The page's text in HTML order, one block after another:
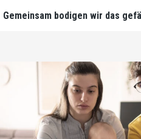
Gemeinsam bodigen wir das